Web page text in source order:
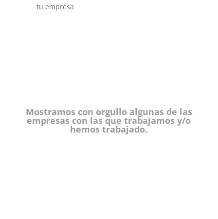
tu empresa
Mostramos con orgullo algunas de las
empresas con las que trabajamos y/o
hemos trabajado.